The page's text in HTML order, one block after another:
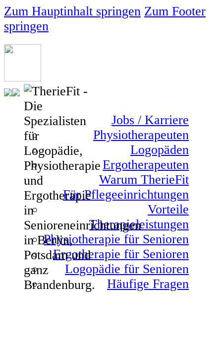
Zum Hauptinhalt springen Zum Footer
springen
Jobs / Karriere
Physiotherapeuten
Logopäden
Ergotherapeuten
Warum TherieFit
Für Pflegeeinrichtungen
Vorteile
Therapieleistungen
Physiotherapie für Senioren
Ergotherapie für Senioren
Logopädie für Senioren
Häufige Fragen
WIR
BRINGEN SIE